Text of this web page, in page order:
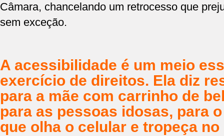
Câmara, chancelando um retrocesso que
sem exceção.
A acessibilidade é um meio
exercício de direitos. Ela diz
para a mãe com carrinho de
para as pessoas idosas, para
que olha o celular e tropeça